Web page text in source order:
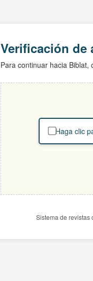
Verificación de
Para continuar hacia
Haga clic
Sistema de revistas